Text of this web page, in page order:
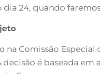
24, quando
na Comissão Especial
decisão é baseada